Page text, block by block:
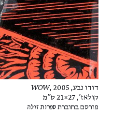
דודו גבע, WOW, 2005
קולאז', 27×21 ס"מ
פורסם בחוברת ספרות זולה